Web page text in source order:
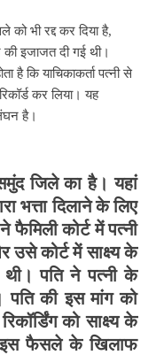
को भी रद्द कर दिया है,
इजाजत दी गई थी।
है कि याचिकाकर्ता पत्नी से
कर लिया। यह
है।
जिले का है। यहां
भत्ता दिलाने के लिए
कोर्ट में पत्नी
उसे कोर्ट में साक्ष्य के
पति ने पत्नी के
पति की इस मांग को
को साक्ष्य के
इस फैसले के खिलाफ